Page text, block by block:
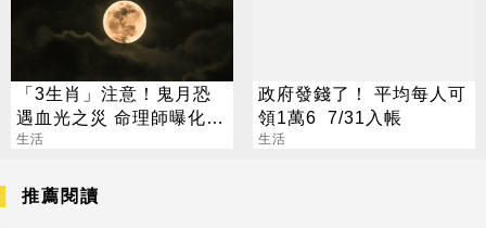
「3生肖」注意！鬼月恐
遇血光之災 命理師曝化解
法
生活
政府發錢了！ 平均每人可
領1萬6 7/31入帳
生活
推薦閱讀